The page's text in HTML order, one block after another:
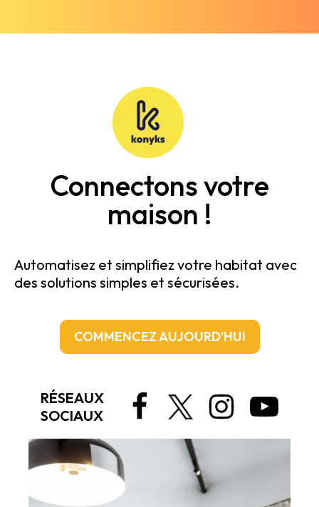
Connectons votre
maison !
Automatisez et simplifiez votre habitat avec
des solutions simples et sécurisées.
COMMENCEZ AUJOURD'HUI
RÉSEAUX
SOCIAUX